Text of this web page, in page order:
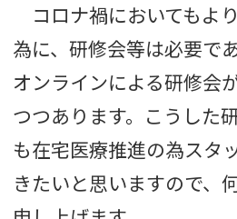
コロナ禍においてもよ
為に、研修会等は必要で
オンラインによる研修会
つつあります。こうした
も在宅医療推進の為スタ
きたいと思いますので、